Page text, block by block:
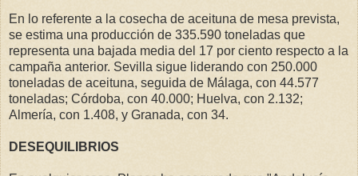
En lo referente a la cosecha de aceituna de mesa prevista,
se estima una producción de 335.590 toneladas que
representa una bajada media del 17 por ciento respecto a la
campaña anterior. Sevilla sigue liderando con 250.000
toneladas de aceituna, seguida de Málaga, con 44.577
toneladas; Córdoba, con 40.000; Huelva, con 2.132;
Almería, con 1.408, y Granada, con 34.
DESEQUILIBRIOS